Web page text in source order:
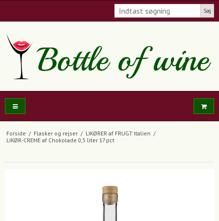
Søg
Forside / Flasker og rejser / LIKØRER af FRUGT Italien /
LIKØR-CREME af Chokolade 0,5 liter 17 pct